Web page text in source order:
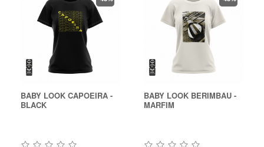
BABY LOOK CAPOEIRA -
BLACK
BABY LOOK BERIMBAU -
MARFIM